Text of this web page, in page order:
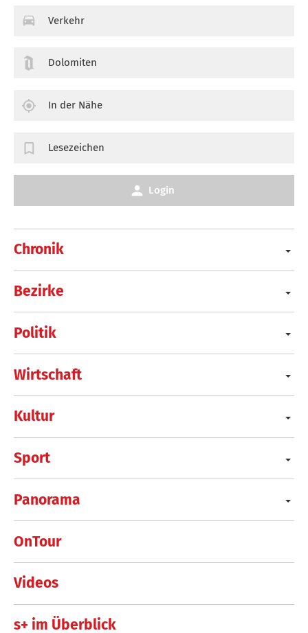
Chronik
Bezirke
Politik
Wirtschaft
Kultur
Sport
Panorama
OnTour
Videos
s+ im Überblick
Verkehr
Dolomiten
In der Nähe
Lesezeichen
Login